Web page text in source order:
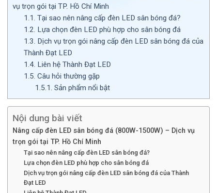
vụ trọn gói tại TP. Hồ Chí Minh
1.1. Tại sao nên nâng cấp đèn LED sân bóng đá?
1.2. Lựa chọn đèn LED phù hợp cho sân bóng đá
1.3. Dịch vụ trọn gói nâng cấp đèn LED sân bóng đá của
Thành Đạt LED
1.4. Liên hệ Thành Đạt LED
1.5. Câu hỏi thường gặp
1.5.1. Sản phẩm nổi bật
Nội dung bài viết
Nâng cấp đèn LED sân bóng đá (800W-1500W) – Dịch vụ
trọn gói tại TP. Hồ Chí Minh
Tại sao nên nâng cấp đèn LED sân bóng đá?
Lựa chọn đèn LED phù hợp cho sân bóng đá
Dịch vụ trọn gói nâng cấp đèn LED sân bóng đá của Thành
Đạt LED